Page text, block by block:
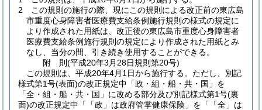
2
この規則の施行の際、現にこの規則による改正前の東広島
市重度心身障害者医療費支給条例施行規則の様式の規定に
より作成された用紙は、改正後の東広島市重度心身障害者
医療費支給条例施行規則の規定により作成された用紙とみ
なし、当分の間、引き続き使用することができる。
附 則(平成20年3月28日規則第20号)
この規則は、平成20年4月1日から施行する。 ただし、別記
様式第1号(表面)の改正規定中「政・組・船・共・国」を
「全・組・船・共・国」に改める部分及び別記様式第1号(裏
面)の改正規定中「「政」は政府管掌健康保険」を「「全」は